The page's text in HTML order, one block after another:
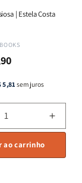
Fervor
| Estela Costa
5,81 sem juros
a
de
ao carrinho